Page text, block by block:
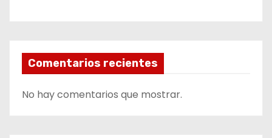
Comentarios recientes
No hay comentarios que mostrar.